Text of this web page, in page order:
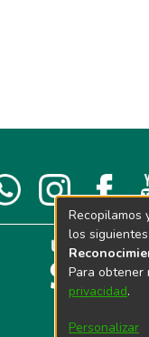
Recopilamos
los
Para obtener
privacidad.
Personalizar